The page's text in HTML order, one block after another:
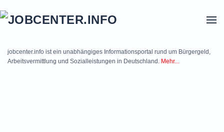
jobcenter.info ist ein unabhängiges Informationsportal rund um Bürgergeld,
Arbeitsvermittlung und Sozialleistungen in Deutschland. Mehr...